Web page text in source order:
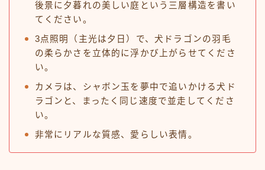
後景に夕暮れの美しい庭という三層構造を書い
てください。
3点照明（主光は夕日）で、犬ドラゴンの羽毛
の柔らかさを立体的に浮かび上がらせてくださ
い。
カメラは、シャボン玉を夢中で追いかける犬ド
ラゴンと、まったく同じ速度で並走してくださ
い。
非常にリアルな質感、愛らしい表情。